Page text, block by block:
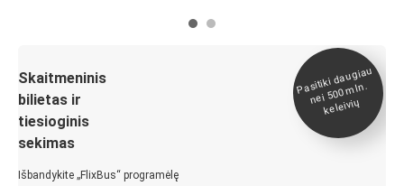
Skaitmeninis
bilietas ir
tiesioginis
sekimas
Išbandykite „FlixBus“ programėlę
Pasitiki daugiau
nei 500
mln.
keleivių